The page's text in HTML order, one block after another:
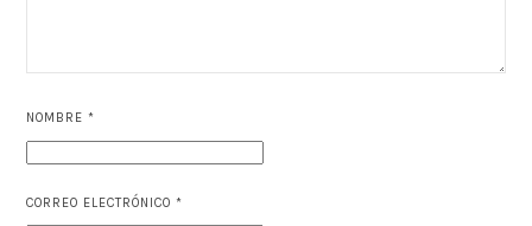
NOMBRE*
CORREO ELECTRÓNICO*